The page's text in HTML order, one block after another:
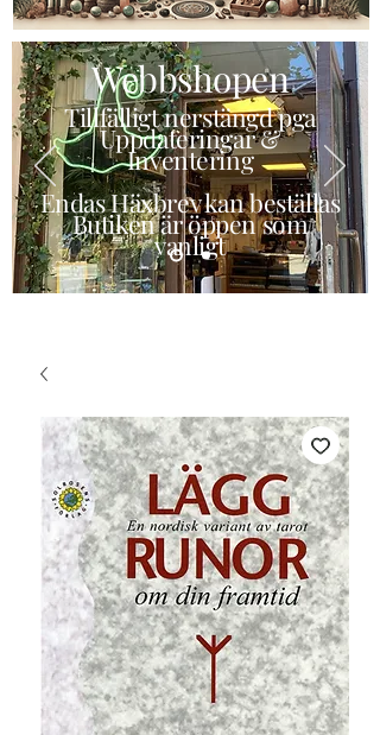
Webbshopen
Tillfälligt nerstängd pga
Uppdateringar &
Inventering
Endas Häxbrev kan beställas
Butiken är öppen som
vanligt